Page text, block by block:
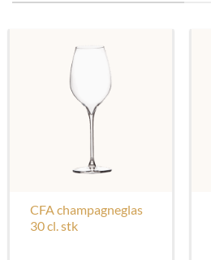
CFA champagneglas
30 cl. stk